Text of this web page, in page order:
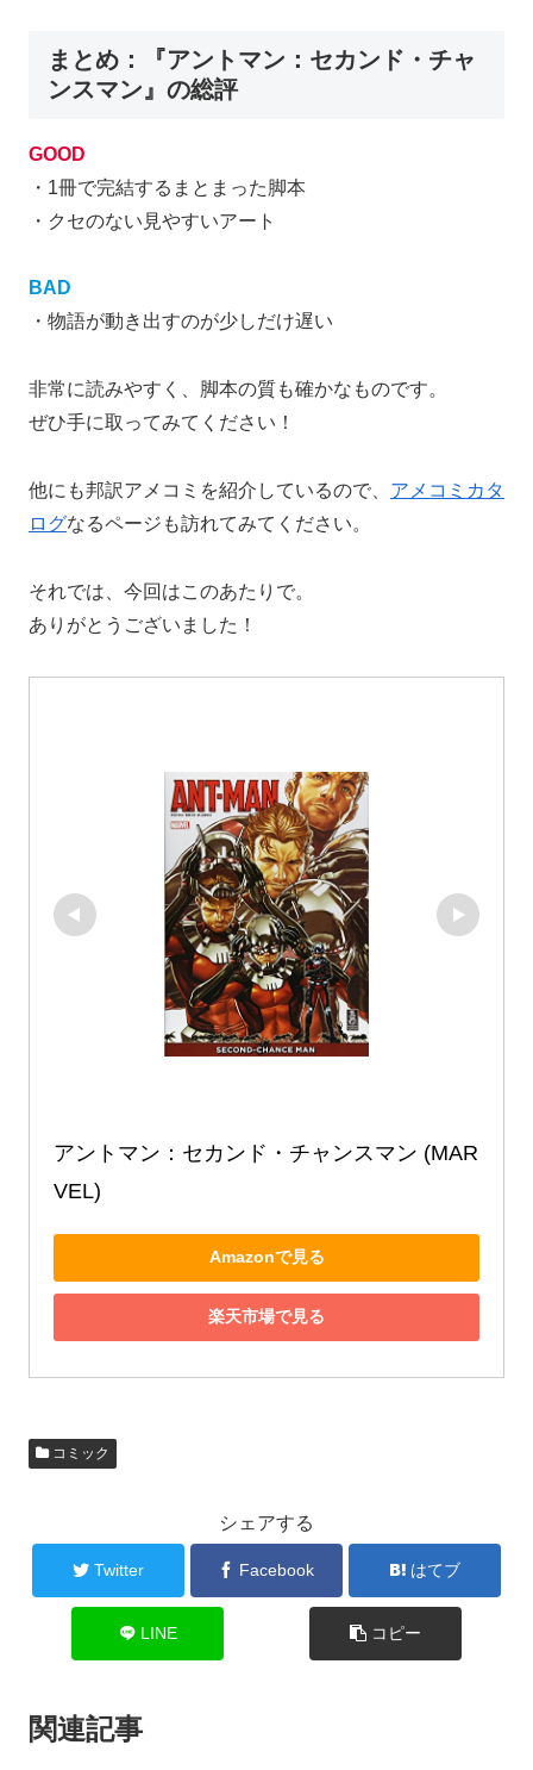
まとめ：『アントマン：セカンド・チャ
ンスマン』の総評
GOOD
・1冊で完結するまとまった脚本
・クセのない見やすいアート
BAD
・物語が動き出すのが少しだけ遅い
非常に読みやすく、脚本の質も確かなものです。
ぜひ手に取ってみてください！
他にも邦訳アメコミを紹介しているので、 アメコミカタ
ログなるページも訪れてみてください。
それでは、今回はこのあたりで。
ありがとうございました！
アントマン：セカンド・チャンスマン (MAR
VEL)
Amazonで見る
楽天市場で見る
コミック
シェアする
Twitter Facebook はてブ
LINE コピー
関連記事